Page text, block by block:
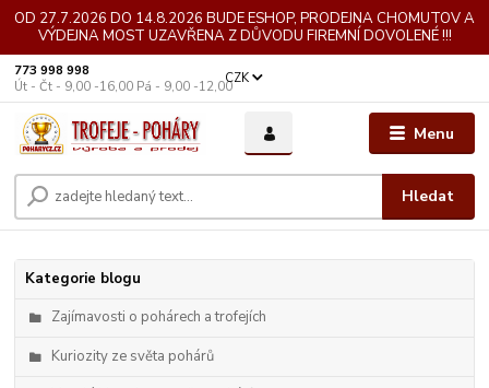
OD 27.7.2026 DO 14.8.2026 BUDE ESHOP, PRODEJNA CHOMUTOV A
VÝDEJNA MOST UZAVŘENA Z DŮVODU FIREMNÍ DOVOLENÉ !!!
Menu
CZK
Hledat
773 998 998
Út - Čt - 9,00 -16,00 Pá - 9,00 -12,00
Kategorie blogu
Zajímavosti o pohárech a trofejích
Kuriozity ze světa pohárů